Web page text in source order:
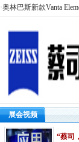
·奥林巴斯新款Vanta
展会视频
“蔡司